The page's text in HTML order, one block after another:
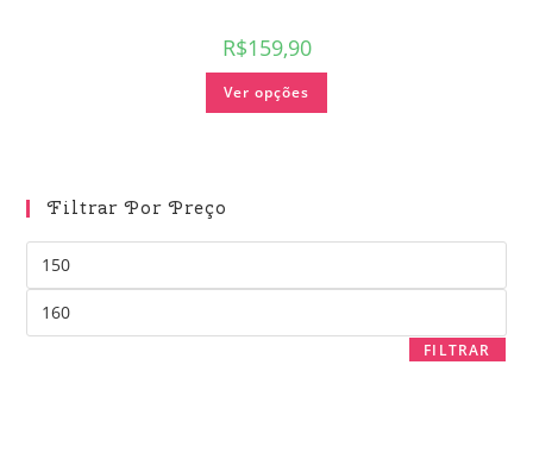
R$159,90
Ver opções
Filtrar Por Preço
FILTRAR